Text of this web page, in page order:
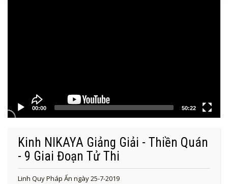
00:00 50:22
Kinh NIKAYA Giảng Giải - Thiền Quán
- 9 Giai Đoạn Tử Thi
Linh Quy Pháp Ấn ngày 25-7-2019